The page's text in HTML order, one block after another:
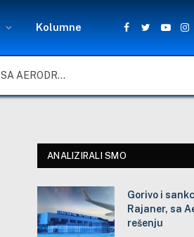
Kolumne
Facebook
Twitter
GORIVO I SANKCIJE NIS-U PROBLEM ZA RAJANER, SA AERODROMA SE NADAJU REŠENJU
ANALIZIRALI SMO
Gorivo i
Rajaner, sa
rešenju